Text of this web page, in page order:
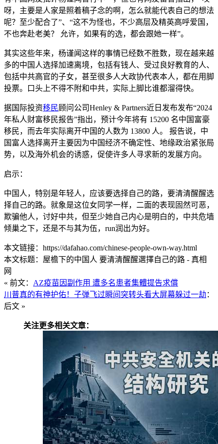
呀，主要是人家是照着稿子念的啊，怎么就能代表自己的想法
呢？至少配合了”、“这不为怪也，不少高层及精英高呼爱国，
不也奔赴老美？ 允许，如果有的选，都会跟她一样”。
其实这些年来，杨谨闻这样的事情已经数不胜数，现在越来越
多的中国人选择加速离境，包括有钱人、受过良好教育的人、
包括中共高官的子女，甚至很多人大政协代表本人，都在用脚
投票。口头上不得不附和中共，实际上脚比谁都溜得快。
据国际投资移民顾问公司Henley & Partners近日发布发布“2024
年私人财富移民报告”指出，预计今年将有 15200 名中国富豪
移民，而去年实际离开中国的人数为 13800 人。 报告说，中
国富人选择离开主要因为中国经济不确定性、地缘政治紧张局
势，以及海外机会的诱惑，促使许多人寻求新的发展方向。
启示：
中国人，特别是年轻人，应该要选择自己的路，要清清醒醒选
择自己的路。就象是这位女同学一样，二面的表现固然可恶，
欺骗他人，讨好中共，但至少她自己内心是明白的，中共危墙
倾巢之下，还是不与其为伍，run润出为好。
本文链接：https://dafahao.com/chinese-people-own-way.html
本文标题：屋檐下的中国人 要清清醒醒選擇自己的路 - 真相
网
« 前文： AZ疫苗因副作用 遭多名患者集體提告求償
川普真的有神护佑！子弹飞过瞬间突转头看大屏幕躲过一劫 ：
后文 »
关注更多相关文章：